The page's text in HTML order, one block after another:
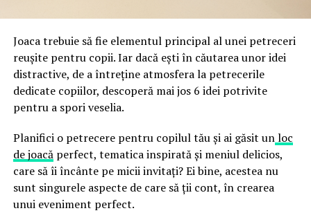
false până la tentative de furt al datelor personale și
financiare. Instituția recomandă verificarea atentă a
sursei mesajelor și raportarea incidentelor la numărul
unic 1911.
Campaniile identificate în ultimele săptămâni folosesc
false de streaming, coduri QR malițioase și mesaje care
promit bilete, rambursări, premii sau acces gratuit la
meciuri. FBI a emis în luna mai un avertisment privind
site-urile care clonează platforma oficială prin
modificări minore ale denumirii domeniului, precum
Joaca trebuie să fie elementul principal al unei petreceri
reușite pentru copii. Iar dacă ești în căutarea unor idei
distractive, de a întreține atmosfera la petrecerile
dedicate copiilor, descoperă mai jos 6 idei potrivite
pentru a spori veselia.
Planifici o petrecere pentru copilul tău și ai găsit unloc
de joacăperfect, tematica inspirată și meniul delicios,
care să îi încânte pe micii invitați? Ei bine, acestea nu
sunt singurele aspecte de care să ții cont, în crearea
unui eveniment perfect.